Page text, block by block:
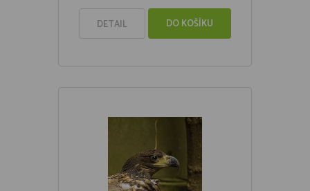
DETAIL DO KOŠÍKU